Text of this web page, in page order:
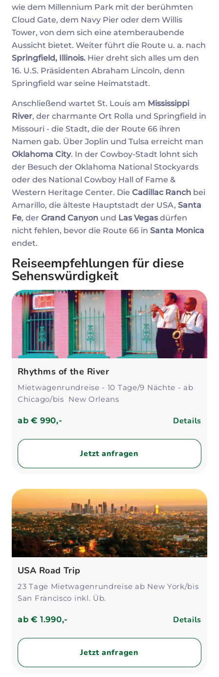
wie dem Millennium Park mit der berühmten
Cloud Gate, dem Navy Pier oder dem Willis
Tower, von dem sich eine atemberaubende
Aussicht bietet. Weiter führt die Route u. a. nach
Springfield, Illinois. Hier dreht sich alles um den
16. U.S. Präsidenten Abraham Lincoln, denn
Springfield war seine Heimatstadt.
Anschließend wartet St. Louis am Mississippi
River, der charmante Ort Rolla und Springfield in
Missouri - die Stadt, die der Route 66 ihren
Namen gab. Über Joplin und Tulsa erreicht man
Oklahoma City. In der Cowboy-Stadt lohnt sich
der Besuch der Oklahoma National Stockyards
oder des National Cowboy Hall of Fame &
Western Heritage Center. Die Cadillac Ranch bei
Amarillo, die älteste Hauptstadt der USA, Santa
Fe, der Grand Canyon und Las Vegasdürfen
nicht fehlen, bevor die Route 66 in Santa Monica
endet.
Reiseempfehlungen für diese
Sehenswürdigkeit
Rhythms of the River
Mietwagenrundreise - 10 Tage/9 Nächte - ab
Chicago/bis New Orleans
ab€ 990,- Details
Jetzt anfragen
USA Road Trip
23 Tage Mietwagenrundreise ab New York/bis
San Francisco inkl. Üb.
ab€ 1.990,- Details
Jetzt anfragen